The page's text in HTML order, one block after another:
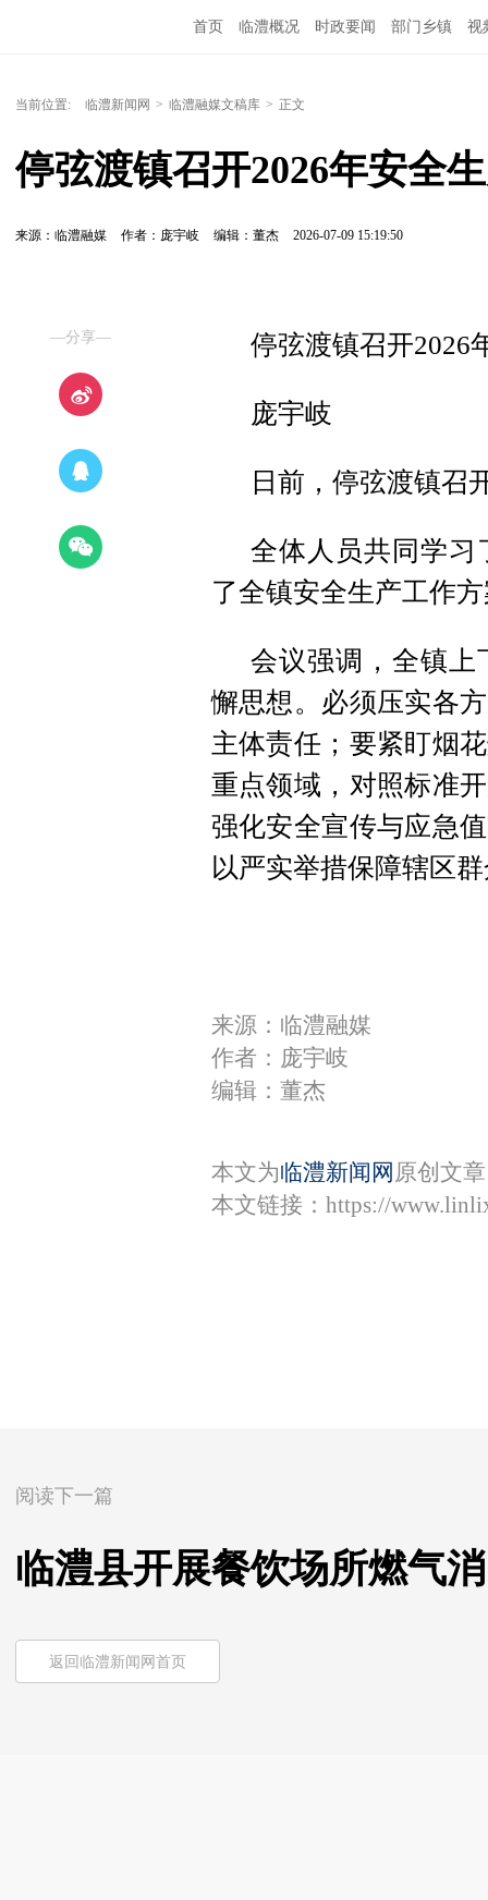
首页 临澧概况 时政要闻 部门乡镇 视
当前位置: 临澧新闻网 > 临澧融媒文稿库 > 正文
停弦渡镇召开2026年安全
来源：临澧融媒 作者：庞宇岐 编辑：董杰 2026-07-09 15:19:50
—分享— 停弦渡镇召开2026
庞宇岐
日前，停弦渡镇召
全体人员共同学习
了全镇安全生产工作
会议强调，全镇上
懈思想。必须压实各
主体责任；要紧盯烟
重点领域，对照标准
强化安全宣传与应急
以严实举措保障辖区
来源：临澧融媒
作者：庞宇岐
编辑：董杰
本文为临澧新闻网 原创文
本文链接： https://
阅读下一篇
临澧县开展餐饮场所燃气
返回临澧新闻网首页